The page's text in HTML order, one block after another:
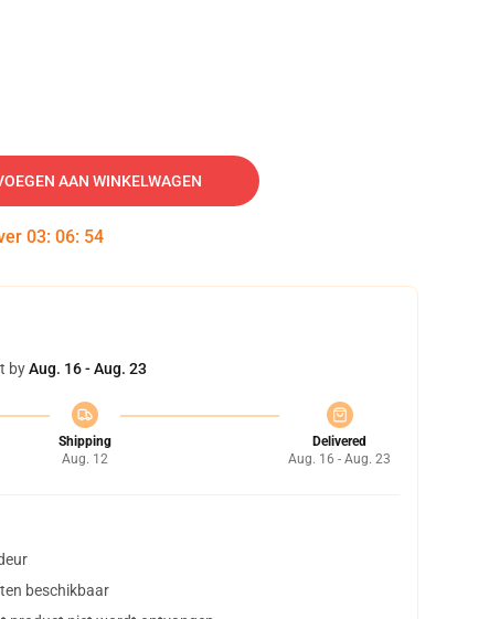
AAN WINKELWAGEN
03: 06: 53
byAug. 16 - Aug. 23
Shipping
Aug. 12
Delivered
Aug. 16 - Aug. 23
beschikbaar